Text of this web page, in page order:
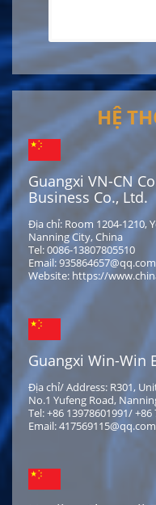
HỆ
Guangxi VN-CN
Business Co., Ltd.
Địa chỉ: Room 1204-1210,
Nanning City, China
Tel: 0086-13807805510
Email: 935864657@qq.com
Website: https://
Guangxi Win-Win
Địa chỉ/ Address: R301,
No.1 Yufeng Road,
Tel: +86 13978601991/ +86
Email: 417569115@qq.com